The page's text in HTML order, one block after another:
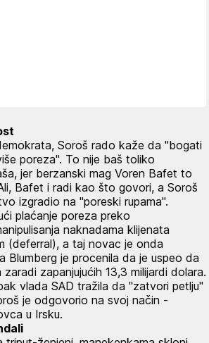
Soroš rado kaže da "bogati
poreza". To nije baš toliko
jer berzanski mag Voren Bafet to
Bafet i radi kao što govori, a Soroš
izgradio na "poreski rupama".
plaćanje poreza preko
naknadama klijenata
(deferral), a taj novac je onda
Blumberg je procenila da je uspeo da
zapanjujućih 13,3 milijardi dolara.
vlada SAD tražila da "zatvori petlju"
je odgovorio na svoj način -
u Irsku.